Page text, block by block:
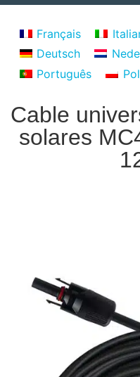
Français
Deutsch
Português
Cable
solares